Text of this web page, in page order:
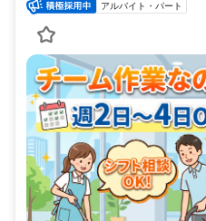
アルバイト・パート